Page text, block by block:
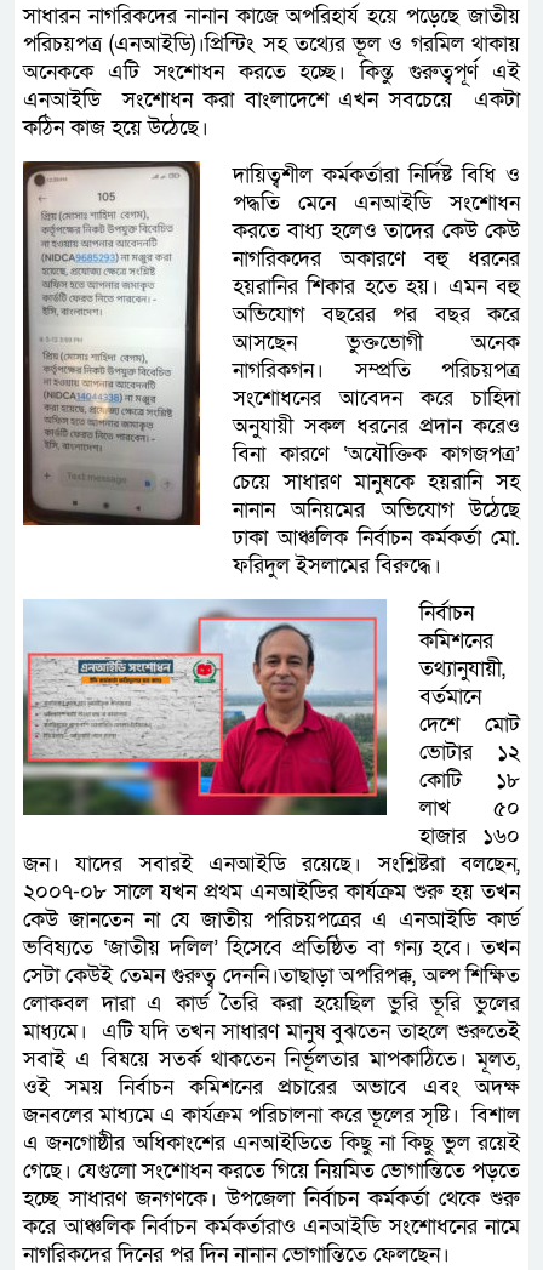
সাধারন নাগরিকদের নানান কাজে অপরিহার্য হয়ে পড়েছে জাতীয়
পরিচয়পত্র (এনআইডি)।প্রিন্টিং সহ তথ্যের ভূল ও গরমিল থাকায়
অনেককে এটি সংশোধন করতে হচ্ছে। কিন্তু গুরুত্বপূর্ণ এই
এনআইডি সংশোধন করা বাংলাদেশে এখন সবচেয়ে একটা
কঠিন কাজ হয়ে উঠেছে।
দায়িত্বশীল কর্মকর্তারা নির্দিষ্ট বিধি ও
পদ্ধতি মেনে এনআইডি সংশোধন
করতে বাধ্য হলেও তাদের কেউ কেউ
নাগরিকদের অকারণে বহু ধরনের
হয়রানির শিকার হতে হয়। এমন বহু
অভিযোগ বছরের পর বছর করে
আসছেন ভুক্তভোগী অনেক
নাগরিকগন। সম্প্রতি পরিচয়পত্র
সংশোধনের আবেদন করে চাহিদা
অনুযায়ী সকল ধরনের প্রদান করেও
বিনা কারণে ‘অযৌক্তিক কাগজপত্র’
চেয়ে সাধারণ মানুষকে হয়রানি সহ
নানান অনিয়মের অভিযোগ উঠেছে
ঢাকা আঞ্চলিক নির্বাচন কর্মকর্তা মো.
ফরিদুল ইসলামের বিরুদ্ধে।
নির্বাচন
কমিশনের
তথ্যানুযায়ী,
বর্তমানে
দেশে মোট
ভোটার ১২
কোটি ১৮
লাখ ৫০
হাজার ১৬০
জন। যাদের সবারই এনআইডি রয়েছে। সংশ্লিষ্টরা বলছেন,
২০০৭-০৮ সালে যখন প্রথম এনআইডির কার্যক্রম শুরু হয় তখন
কেউ জানতেন না যে জাতীয় পরিচয়পত্রের এ এনআইডি কার্ড
ভবিষ্যতে ‘জাতীয় দলিল’ হিসেবে প্রতিষ্ঠিত বা গন্য হবে। তখন
সেটা কেউই তেমন গুরুত্ব দেননি।তাছাড়া অপরিপক্ক, অল্প শিক্ষিত
লোকবল দারা এ কার্ড তৈরি করা হয়েছিল ভুরি ভূরি ভুলের
মাধ্যমে। এটি যদি তখন সাধারণ মানুষ বুঝতেন তাহলে শুরুতেই
সবাই এ বিষয়ে সতর্ক থাকতেন নির্ভূলতার মাপকাঠিতে। মূলত,
ওই সময় নির্বাচন কমিশনের প্রচারের অভাবে এবং অদক্ষ
জনবলের মাধ্যমে এ কার্যক্রম পরিচালনা করে ভূলের সৃষ্টি। বিশাল
এ জনগোষ্ঠীর অধিকাংশের এনআইডিতে কিছু না কিছু ভুল রয়েই
গেছে। যেগুলো সংশোধন করতে গিয়ে নিয়মিত ভোগান্তিতে পড়তে
হচ্ছে সাধারণ জনগণকে। উপজেলা নির্বাচন কর্মকর্তা থেকে শুরু
করে আঞ্চলিক নির্বাচন কর্মকর্তারাও এনআইডি সংশোধনের নামে
নাগরিকদের দিনের পর দিন নানান ভোগান্তিতে ফেলছেন।